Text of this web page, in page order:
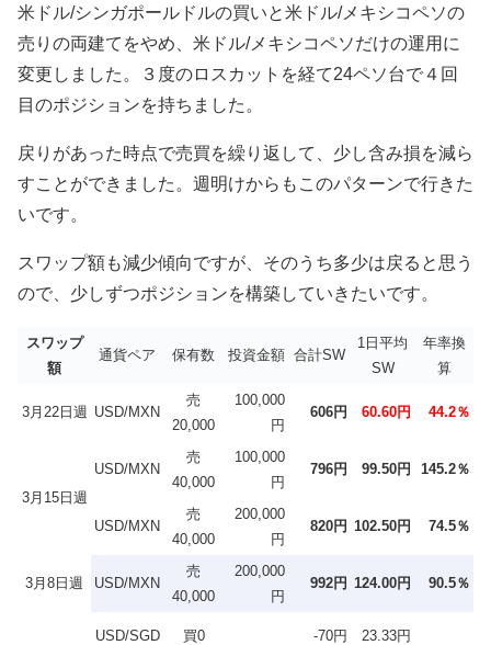
米ドル/シンガポールドルの買いと米ドル/メキシコペソの
売りの両建てをやめ、米ドル/メキシコペソだけの運用に
変更しました。３度のロスカットを経て24ペソ台で４回
目のポジションを持ちました。
戻りがあった時点で売買を繰り返して、少し含み損を減ら
すことができました。週明けからもこのパターンで行きた
いです。
スワップ額も減少傾向ですが、そのうち多少は戻ると思う
ので、少しずつポジションを構築していきたいです。
スワップ
額
通貨ペア 保有数 投資金額 合計SW
1日平均
SW
年率換
算
3月22日週 USD/MXN
売
20,000
100,000
円
606円 60.60円 44.2％
3月15日週
USD/MXN
売
40,000
100,000
円
796円 99.50円 145.2％
USD/MXN
売
40,000
200,000
円
820円 102.50円 74.5％
3月8日週 USD/MXN
売
40,000
200,000
円
992円 124.00円 90.5％
USD/SGD 買0 -70円 23.33円